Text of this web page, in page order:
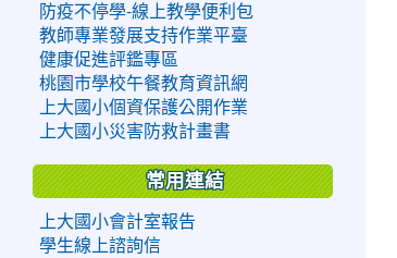
防疫不停學-線上教學便利包
教師專業發展支持作業平臺
健康促進評鑑專區
桃園市學校午餐教育資訊網
上大國小個資保護公開作業
上大國小災害防救計畫書
常用連結
上大國小會計室報告
學生線上諮詢信